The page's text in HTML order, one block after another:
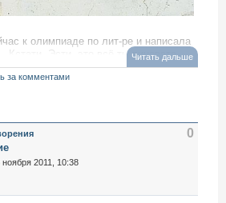
к олимпиаде по лит-ре и написала
Кстати, Эсти, это всё ты виновата…
меня думать над этим...))
Читать дальше
за комментами
ноября 2011, 10:38
0